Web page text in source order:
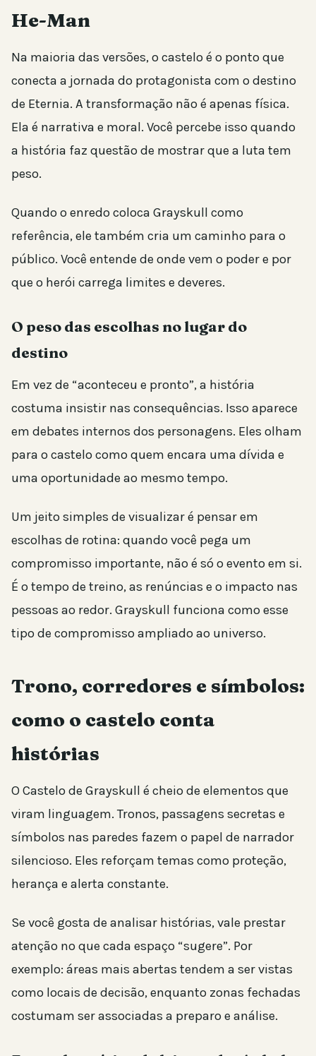
He-Man
Na maioria das versões, o castelo é o ponto que
conecta a jornada do protagonista com o destino
de Eternia. A transformação não é apenas física.
Ela é narrativa e moral. Você percebe isso quando
a história faz questão de mostrar que a luta tem
peso.
Quando o enredo coloca Grayskull como
referência, ele também cria um caminho para o
público. Você entende de onde vem o poder e por
que o herói carrega limites e deveres.
O peso das escolhas no lugar do
destino
Em vez de “aconteceu e pronto”, a história
costuma insistir nas consequências. Isso aparece
em debates internos dos personagens. Eles olham
para o castelo como quem encara uma dívida e
uma oportunidade ao mesmo tempo.
Um jeito simples de visualizar é pensar em
escolhas de rotina: quando você pega um
compromisso importante, não é só o evento em si.
É o tempo de treino, as renúncias e o impacto nas
pessoas ao redor. Grayskull funciona como esse
tipo de compromisso ampliado ao universo.
Trono, corredores e símbolos:
como o castelo conta
histórias
O Castelo de Grayskull é cheio de elementos que
viram linguagem. Tronos, passagens secretas e
símbolos nas paredes fazem o papel de narrador
silencioso. Eles reforçam temas como proteção,
herança e alerta constante.
Se você gosta de analisar histórias, vale prestar
atenção no que cada espaço “sugere”. Por
exemplo: áreas mais abertas tendem a ser vistas
como locais de decisão, enquanto zonas fechadas
costumam ser associadas a preparo e análise.